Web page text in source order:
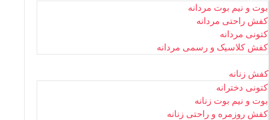
بوت و نیم بوت مردانه
کفش راحتی مردانه
کتونی مردانه
کفش کلاسیک و رسمی مردانه
کفش زنانه
کتونی دخترانه
بوت و نیم بوت زنانه
کفش روزمره و راحتی زنانه